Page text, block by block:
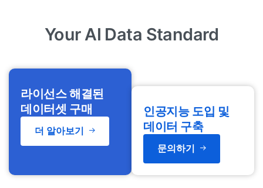
Your AI Data Standard
라이선스 해결된
데이터셋 구매
더 알아보기
인공지능 도입 및
데이터 구축
문의하기